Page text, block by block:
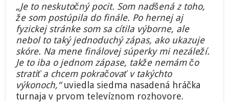
„Je to neskutočný pocit. Som nadšená z toho,
že som postúpila do finále. Po hernej aj
fyzickej stránke som sa cítila výborne, ale
nebol to taký jednoduchý zápas, ako ukazuje
skóre. Na mene finálovej súperky mi nezáleží.
Je to iba o jednom zápase, takže nemám čo
stratiť a chcem pokračovať v takýchto
výkonoch,“uviedla siedma nasadená hráčka
turnaja v prvom televíznom rozhovore.